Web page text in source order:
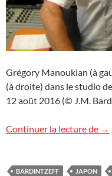
Grégory Manoukian (à
(à droite) dans le studio
12 août 2016 (© J.M.
Continuer la lecture de →
BARDINTZEFF JAPON